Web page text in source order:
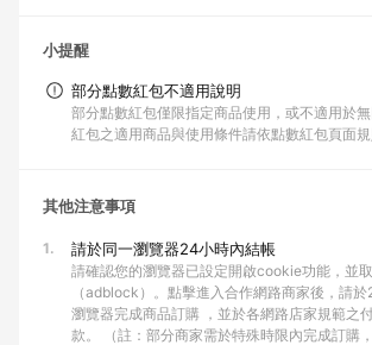
小提醒
部分點數紅包不適用說明
部分點數紅包僅限指定商品使用，或不適用於
紅包之適用商品與使用條件請依點數紅包頁面規
其他注意事項
1. 請於同一瀏覽器24小時內結帳
請確認您的瀏覽器已設定開啟cookie功能，並
（adblock）。點擊進入合作網路商家後，請
瀏覽器完成商品訂購 ，並於各網路店家規範之
款。 （註：部分商家需於特殊時限內完成訂購，